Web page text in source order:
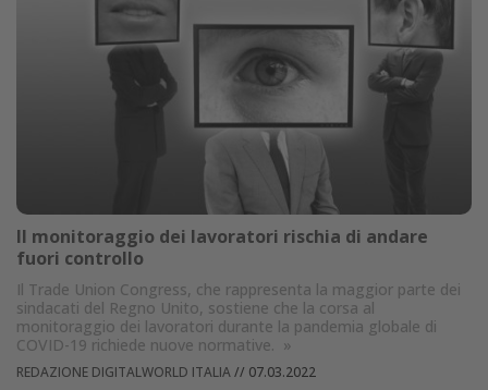
Il monitoraggio dei lavoratori rischia di andare
fuori controllo
Il Trade Union Congress, che rappresenta la maggior parte dei
sindacati del Regno Unito, sostiene che la corsa al
monitoraggio dei lavoratori durante la pandemia globale di
COVID-19 richiede nuove normative. »
REDAZIONE DIGITALWORLD ITALIA// 07.03.2022